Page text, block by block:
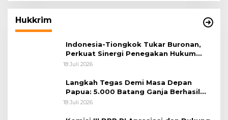
Hukkrim
Indonesia-Tiongkok Tukar Buronan,
Perkuat Sinergi Penegakan Hukum
Lintas Negara
18 Juli 2026
Langkah Tegas Demi Masa Depan
Papua: 5.000 Batang Ganja Berhasil
Diungkap Koops TNI Habema
18 Juli 2026